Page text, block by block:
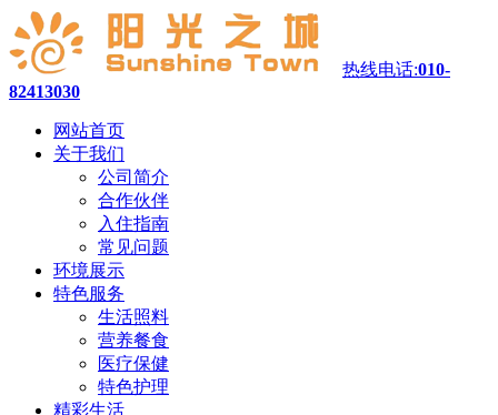
热线电话:010-
82413030
网站首页
关于我们
公司简介
合作伙伴
入住指南
常见问题
环境展示
特色服务
生活照料
营养餐食
医疗保健
特色护理
精彩生活